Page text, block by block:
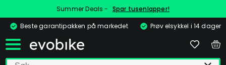
Summer Deals - Spar tusenlapper!
Beste garantipakken på markedet
Prøv elsykkel i 14 dager